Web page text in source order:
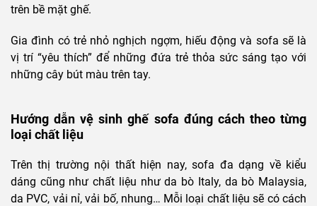
trên bề mặt ghế.
Gia đình có trẻ nhỏ nghịch ngợm, hiếu động và sofa sẽ là
vị trí “yêu thích” để những đứa trẻ thỏa sức sáng tạo với
những cây bút màu trên tay.
Hướng dẫn vệ sinh ghế sofa đúng cách theo từng
loại chất liệu
Trên thị trường nội thất hiện nay, sofa đa dạng về kiểu
dáng cũng như chất liệu như da bò Italy, da bò Malaysia,
da PVC, vải nỉ, vải bố, nhung… Mỗi loại chất liệu sẽ có cách